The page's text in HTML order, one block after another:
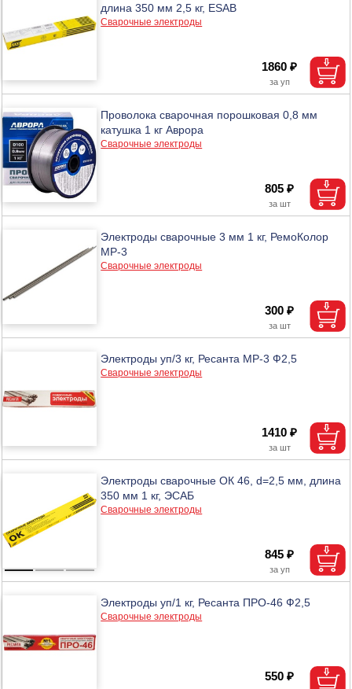
длина 350 мм 2,5 кг, ESAB
Сварочные электроды
1860 ₽
Проволока сварочная порошковая 0,8 мм
катушка 1 кг Аврора
Сварочные электроды
805 ₽
Электроды сварочные 3 мм 1 кг, РемоКолор
МР-3
Сварочные электроды
300 ₽
Электроды уп/3 кг, Ресанта МР-3 Ф2,5
Сварочные электроды
1410 ₽
Электроды сварочные ОК 46, d=2,5 мм, длина
350 мм 1 кг, ЭСАБ
Сварочные электроды
845 ₽
Электроды уп/1 кг, Ресанта ПРО-46 Ф2,5
Сварочные электроды
550 ₽